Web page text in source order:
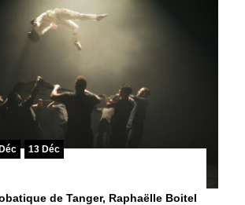
13 Déc
de Tanger, Raphaëlle Boitel